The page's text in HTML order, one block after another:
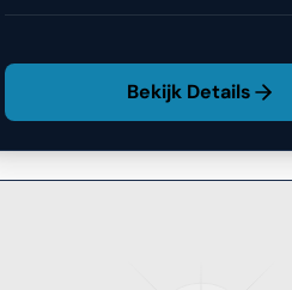
Bekijk Details